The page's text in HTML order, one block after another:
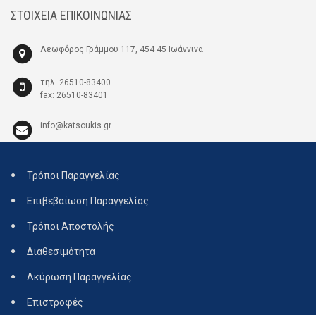
ΣΤΟΙΧΕΙΑ ΕΠΙΚΟΙΝΩΝΙΑΣ
Λεωφόρος Γράμμου 117, 454 45 Ιωάννινα
τηλ. 26510-83400
fax: 26510-83401
info@katsoukis.gr
Τρόποι Παραγγελίας
Επιβεβαίωση Παραγγελίας
Τρόποι Αποστολής
Διαθεσιμότητα
Ακύρωση Παραγγελίας
Επιστροφές